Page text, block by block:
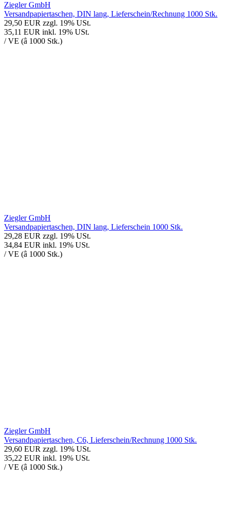
Ziegler GmbH
Versandpapiertaschen, DIN lang, Lieferschein/Rechnung 1000 Stk.
29,50 EUR zzgl. 19% USt.
35,11 EUR inkl. 19% USt.
/ VE (â 1000 Stk.)
Ziegler GmbH
Versandpapiertaschen, DIN lang, Lieferschein 1000 Stk.
29,28 EUR zzgl. 19% USt.
34,84 EUR inkl. 19% USt.
/ VE (â 1000 Stk.)
Ziegler GmbH
Versandpapiertaschen, C6, Lieferschein/Rechnung 1000 Stk.
29,60 EUR zzgl. 19% USt.
35,22 EUR inkl. 19% USt.
/ VE (â 1000 Stk.)